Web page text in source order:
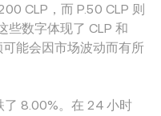
响。
的形成机制。
会反映在最终的
定程度上收敛这些差
间、合规审查以及极端波
时且完全消除价差，因
CLP，而 P.50 CLP 则
数字体现了 CLP 和
能会因市场波动而有所
了 8.00%。在 24 小时